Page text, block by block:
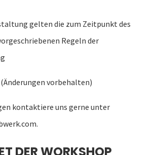
gelten die zum Zeitpunkt des
Regeln der
(Änderungen vorbehalten)
kontaktiere uns gerne unter
.
DER WORKSHOP